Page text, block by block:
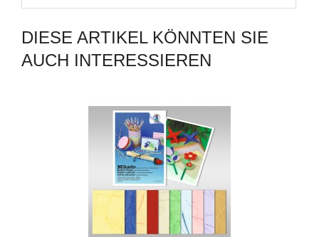
DIESE ARTIKEL KÖNNTEN SIE
AUCH INTERESSIEREN